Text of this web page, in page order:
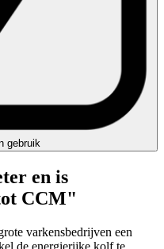
gebruik
en is
CCM"
varkensbedrijven een